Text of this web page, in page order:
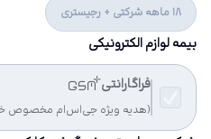
18 ماهه شرکتی + رجیستری
بیمه لوازم الکترونیکی
فراگارانتی
(هدیه ویژه جی‌اس‌ام مخصوص